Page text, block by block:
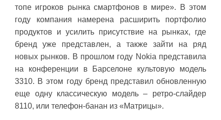
топе игроков рынка смартфонов в мире». В этом
году компания намерена расширить портфолио
продуктов и усилить присутствие на рынках, где
бренд уже представлен, а также зайти на ряд
новых рынков. В прошлом году Nokia представила
на конференции в Барселоне культовую модель
3310. В этом году бренд представил обновленную
еще одну классическую модель – ретро-слайдер
8110, или телефон-банан из «Матрицы».